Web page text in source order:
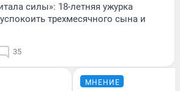
силы»: 18-летняя ужурка
трехмесячного сына и
35
МНЕНИЕ